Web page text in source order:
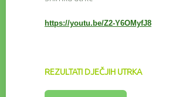
https://youtu.be/Z2-Y6OMyfJ8
REZULTATI DJEČJIH UTRKA